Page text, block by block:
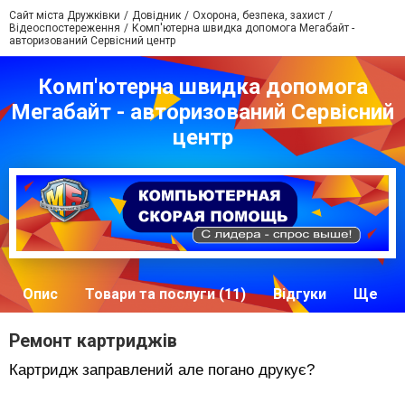
Сайт міста Дружківки Довідник
Охорона, безпека, захист
Відеоспостереження
Комп'ютерна швидка допомога Мегабайт -
авторизований Сервісний центр
Комп'ютерна швидка допомога
Мегабайт - авторизований Сервісний
центр
Опис Товари та послуги (11) Відгуки Ще
Ремонт картриджів
Картридж заправлений але погано друкує?